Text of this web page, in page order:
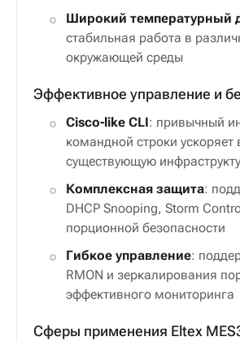
Широкий температурный
стабильная работа в
окружающей среды
Эффективное управление и
Cisco-like CLI: привычный
командной строки ускоряет
существующую
Комплексная защита:
DHCP Snooping, Storm
порционной безопасности
Гибкое управление:
RMON и зеркалирования
эффективного мониторинга
Сферы применения Eltex